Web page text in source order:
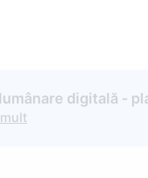
digitală -